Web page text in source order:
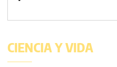
CIENCIA Y VIDA